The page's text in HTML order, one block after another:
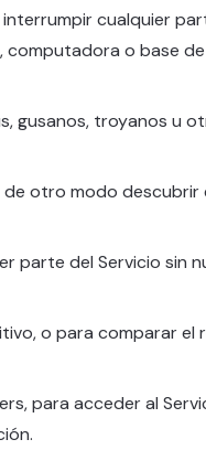
cualquier
computadora o base
gusanos, troyanos u
de otro modo
parte del Servicio sin
o para comparar el
para acceder al